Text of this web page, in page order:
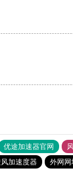
优途加速器官网
加速度器 外网